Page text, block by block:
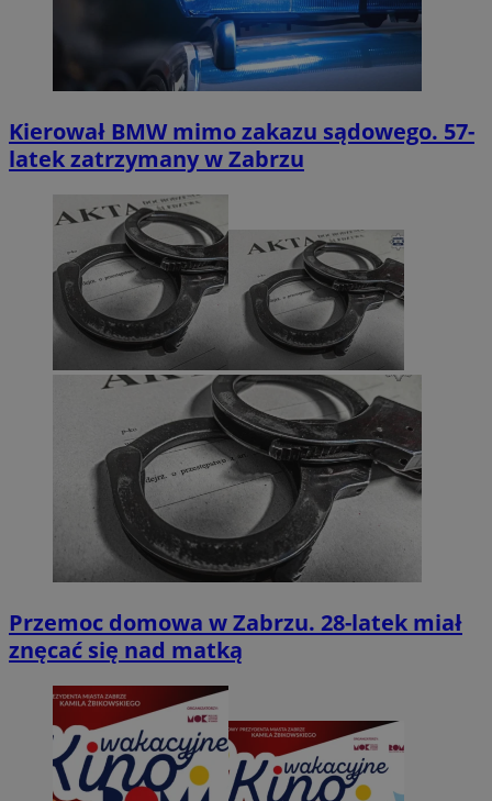
Kierował BMW mimo zakazu sądowego. 57-
latek zatrzymany w Zabrzu
Przemoc domowa w Zabrzu. 28-latek miał
znęcać się nad matką